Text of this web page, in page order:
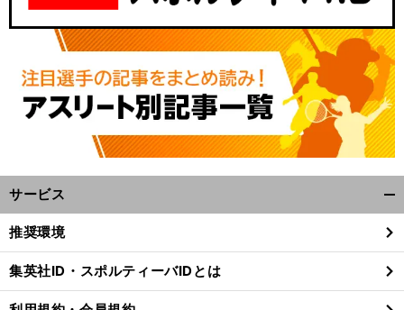
サービス
閉
る
推奨環境
集英社ID・スポルティーバIDとは